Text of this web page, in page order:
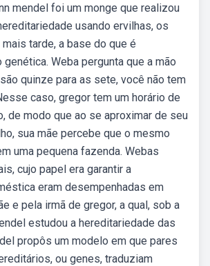
mendel foi um monge que realizou
usando ervilhas, os
tarde, a base do que é
Weba pergunta que a mão
quinze para as sete, você não tem
caso, gregor tem um horário de
de modo que ao se aproximar de seu
sua mãe percebe que o mesmo
uma pequena fazenda. Webas
cujo papel era garantir a
eram desempenhadas em
e pela irmã de gregor, a qual, sob a
estudou a hereditariedade das
propôs um modelo em que pares
ou genes, traduziam